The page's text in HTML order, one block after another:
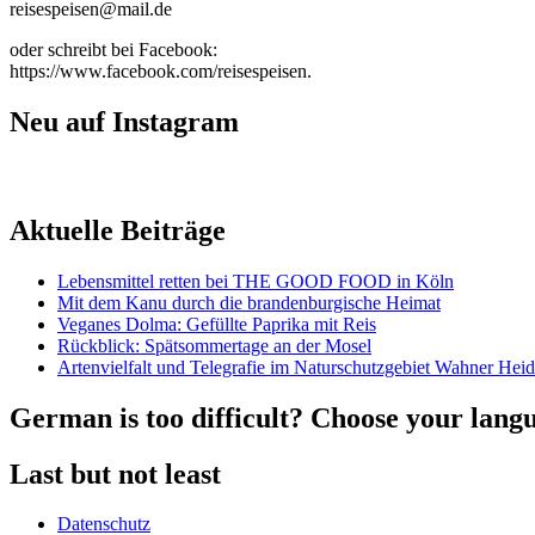
reisespeisen@mail.de
oder schreibt bei Facebook:
https://www.facebook.com/reisespeisen.
Neu auf Instagram
Aktuelle Beiträge
Lebensmittel retten bei THE GOOD FOOD in Köln
Mit dem Kanu durch die brandenburgische Heimat
Veganes Dolma: Gefüllte Paprika mit Reis
Rückblick: Spätsommertage an der Mosel
Artenvielfalt und Telegrafie im Naturschutzgebiet Wahner
German is too difficult? Choose your
Last but not least
Datenschutz